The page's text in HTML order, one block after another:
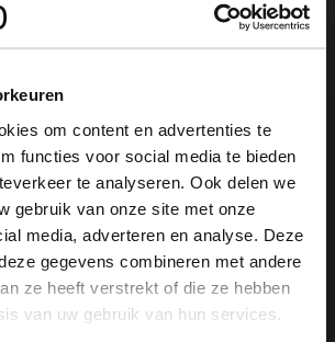
om content en advertenties te
functies voor social media te bieden
te analyseren. Ook delen we
gebruik van onze site met onze
media, adverteren en analyse. Deze
gegevens combineren met andere
ze heeft verstrekt of die ze hebben
van uw gebruik van hun services.
Gouden leren sandalen
69.99
Manfield
wachten
×
website in English?
language isn't Dutch. Would
to English?